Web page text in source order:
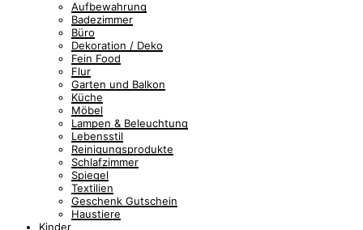
Aufbewahrung
Badezimmer
Büro
Dekoration / Deko
Fein Food
Flur
Garten und Balkon
Küche
Möbel
Lampen & Beleuchtung
Lebensstil
Reinigungsprodukte
Schlafzimmer
Spiegel
Textilien
Geschenk Gutschein
Haustiere
Kinder